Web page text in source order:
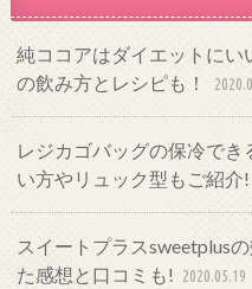
純ココアはダイエットに
の飲み方とレシピも！
レジカゴバッグの保冷で
い方やリュック型もご紹介!
スイートプラスsweetplus
た感想と口コミも!
2020.05.19